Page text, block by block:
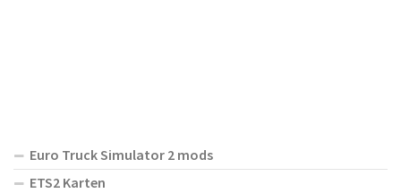
Euro Truck Simulator 2 mods
ETS2 Karten